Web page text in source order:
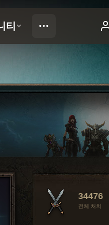
34476
전체 처치